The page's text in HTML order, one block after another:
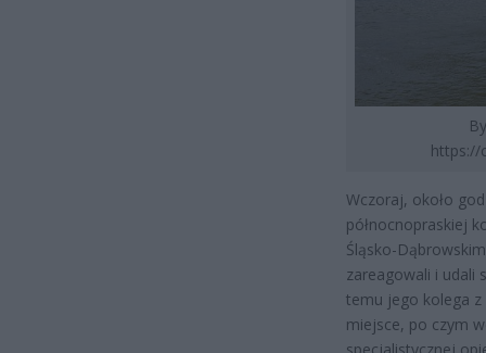
https://
Wczoraj, około
północnopraskiej
Śląsko-
zareagowali i udali
temu jego kolega z
miejsce, po czym
specjalistycznej